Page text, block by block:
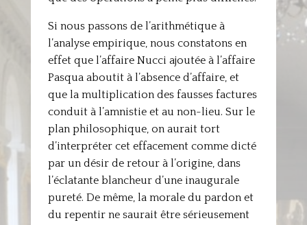
Si nous passons de l’arithmétique à
l’analyse empirique, nous constatons en
effet que l’affaire Nucci ajoutée à l’affaire
Pasqua aboutit à l’absence d’affaire, et
que la multiplication des fausses factures
conduit à l’amnistie et au non-lieu. Sur le
plan philosophique, on aurait tort
d’interpréter cet effacement comme dicté
par un désir de retour à l’origine, dans
l’éclatante blancheur d’une inaugurale
pureté. De même, la morale du pardon et
du repentir ne saurait être sérieusement